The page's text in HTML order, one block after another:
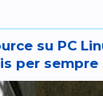
su PC
per sempre